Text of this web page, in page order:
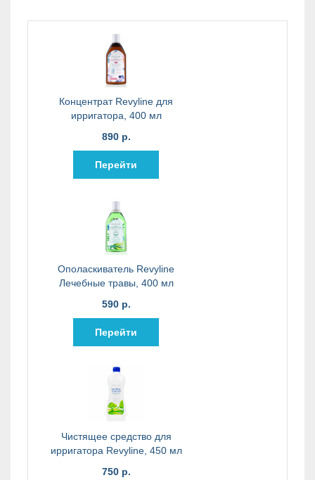
Концентрат Revyline для
ирригатора, 400 мл
890 р.
Перейти
Ополаскиватель Revyline
Лечебные травы, 400 мл
590 р.
Перейти
Чистящее средство для
ирригатора Revyline, 450 мл
750 р.